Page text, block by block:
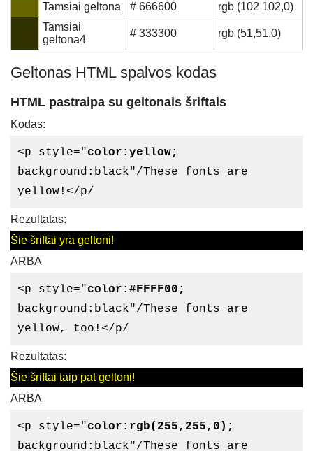
Tamsiai geltona
# 666600
rgb (102 102,0)
Tamsiai
geltona4
# 333300 rgb (51,51,0)
Geltonas HTML spalvos kodas
HTML pastraipa su geltonais šriftais
Kodas:
<p style="color:yellow;
background:black"/These fonts are
yellow!</p/
Rezultatas:
Šie šriftai yra geltoni!
ARBA
<p style="color:#FFFF00;
background:black"/These fonts are
yellow, too!</p/
Rezultatas:
Šie šriftai taip pat geltoni!
ARBA
<p style="color:rgb(255,255,0);
background:black"/These fonts are